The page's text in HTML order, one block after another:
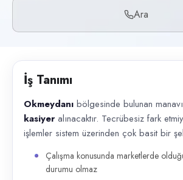
İlan açıklaması
Okmeydanı bölgesinde bulunan manavımıza
Ara
İş Tanımı
Okmeydanı bölgesinde bulunan
kasiyeralınacaktır. Tecrübesiz fark
işlemler sistem üzerinden çok basit bir
Çalışma konusunda marketlerde
durumu olmaz